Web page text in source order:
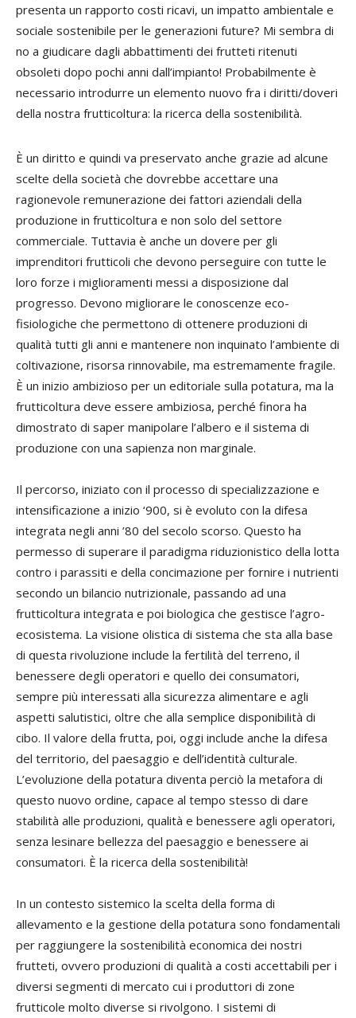
presenta un rapporto costi ricavi, un impatto ambientale e
sociale sostenibile per le generazioni future? Mi sembra di
no a giudicare dagli abbattimenti dei frutteti ritenuti
obsoleti dopo pochi anni dall’impianto! Probabilmente è
necessario introdurre un elemento nuovo fra i diritti/doveri
della nostra frutticoltura: la ricerca della sostenibilità.
È un diritto e quindi va preservato anche grazie ad alcune
scelte della società che dovrebbe accettare una
ragionevole remunerazione dei fattori aziendali della
produzione in frutticoltura e non solo del settore
commerciale. Tuttavia è anche un dovere per gli
imprenditori frutticoli che devono perseguire con tutte le
loro forze i miglioramenti messi a disposizione dal
progresso. Devono migliorare le conoscenze eco-
fisiologiche che permettono di ottenere produzioni di
qualità tutti gli anni e mantenere non inquinato l’ambiente di
coltivazione, risorsa rinnovabile, ma estremamente fragile.
È un inizio ambizioso per un editoriale sulla potatura, ma la
frutticoltura deve essere ambiziosa, perché finora ha
dimostrato di saper manipolare l’albero e il sistema di
produzione con una sapienza non marginale.
Il percorso, iniziato con il processo di specializzazione e
intensificazione a inizio ‘900, si è evoluto con la difesa
integrata negli anni ’80 del secolo scorso. Questo ha
permesso di superare il paradigma riduzionistico della lotta
contro i parassiti e della concimazione per fornire i nutrienti
secondo un bilancio nutrizionale, passando ad una
frutticoltura integrata e poi biologica che gestisce l’agro-
ecosistema. La visione olistica di sistema che sta alla base
di questa rivoluzione include la fertilità del terreno, il
benessere degli operatori e quello dei consumatori,
sempre più interessati alla sicurezza alimentare e agli
aspetti salutistici, oltre che alla semplice disponibilità di
cibo. Il valore della frutta, poi, oggi include anche la difesa
del territorio, del paesaggio e dell’identità culturale.
L’evoluzione della potatura diventa perciò la metafora di
questo nuovo ordine, capace al tempo stesso di dare
stabilità alle produzioni, qualità e benessere agli operatori,
senza lesinare bellezza del paesaggio e benessere ai
consumatori. È la ricerca della sostenibilità!
In un contesto sistemico la scelta della forma di
allevamento e la gestione della potatura sono fondamentali
per raggiungere la sostenibilità economica dei nostri
frutteti, ovvero produzioni di qualità a costi accettabili per i
diversi segmenti di mercato cui i produttori di zone
frutticole molto diverse si rivolgono. I sistemi di